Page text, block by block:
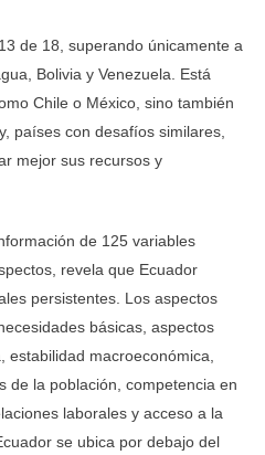
de 18, superando únicamente a
Bolivia y Venezuela. Está
Chile o México, sino también
países con desafíos similares,
mejor sus recursos y
de 125 variables
revela que Ecuador
persistentes. Los aspectos
básicas, aspectos
estabilidad macroeconómica,
de la población, competencia en
laborales y acceso a la
se ubica por debajo del